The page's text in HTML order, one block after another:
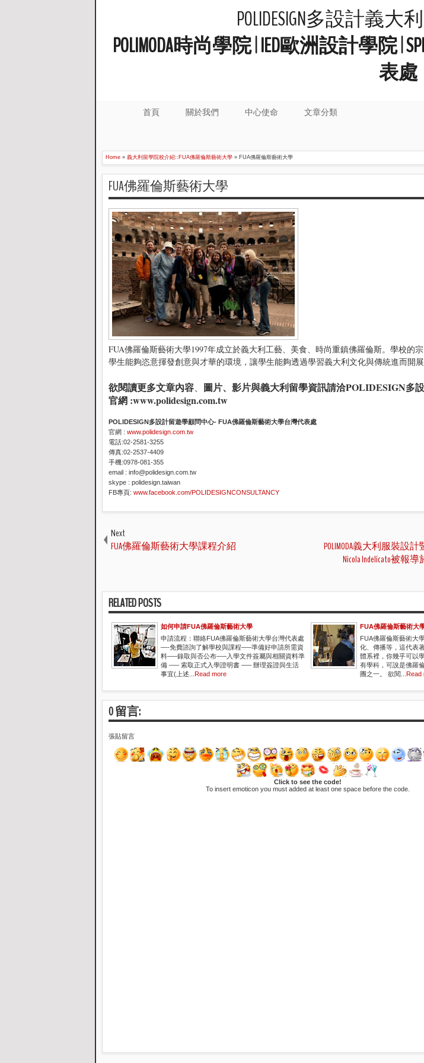
POLIDESIGN多設計義
POLIMODA時尚學院 | IED歐洲設計學
表處
首頁 關於我們 中心使命 文章分類
Home » 義大利留學院校介紹::FUA佛羅倫斯藝術大學 » FUA佛羅倫斯藝術大學
FUA佛羅倫斯藝術大學
FUA佛羅倫斯藝術大學1997年成立於義大利工藝、美食、時尚重鎮佛羅倫斯。學校的
學生能夠恣意揮發創意與才華的環境，讓學生能夠透過學習義大利文化與傳統進而開展
欲閱讀更多文章內容 圖片、影片與義大利留學資訊請洽POLIDESIGN多
官網 :www.polidesign.com.tw
POLIDESIGN多設計留遊學顧問中心- FUA佛羅倫斯藝術大學台灣代表處
官網 : www.polidesign.com.tw
電話:02-2581-3255
傳真:02-2537-4409
手機:0978-081-355
email : info@polidesign.com.tw
skype : polidesign.taiwan
FB專頁: www.facebook.com/POLIDESIGNCONSULTANCY
Next
FUA佛羅倫斯藝術大學課程介紹
POLIMODA義大利服裝設
Nicola Indelicato被
RELATED POSTS
如何申請FUA佛羅倫斯藝術大學
申請流程：聯絡FUA佛羅倫斯藝術大學台灣代表處
—-免費諮詢了解學校與課程—–準備好申請所需資
料—–錄取與否公布—–入學文件簽屬與相關資料準
備 —– 索取正式入學證明書 —– 辦理簽證與生活
事宜(上述... Read more
FUA佛羅倫斯藝術大
FUA佛羅倫斯藝術大
化、傳播等，這代表
體系裡，你幾乎可以
有學科，可說是佛羅
團之一。 欲閱... Read
0 留言:
張貼留言
Click to see the code!
To insert emoticon you must added at least one space before the code.